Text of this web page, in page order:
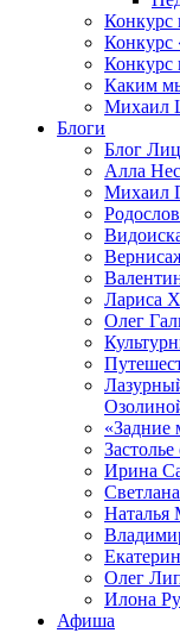
Конкурс
Конкурс
Конкурс
Каким
Михаил
Блоги
Блог
Алла
Михаил
Лариса
Олег
Ирина
Наталья
Олег
Илона
Афиша